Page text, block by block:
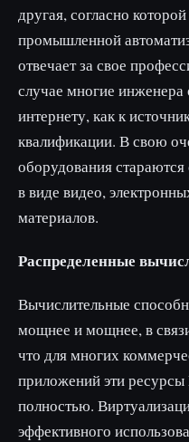
другая, согласно
промышленной
отвечает за свое
случае многие
интернету, как к
квалификации. В свою
оборудования
в виде видео,
материалов.
Распределенные
Вычислительные
мощнее и мощнее, в
что для многих
приложений эти
полностью.
эффективного